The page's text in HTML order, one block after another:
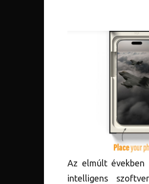
Az elmúlt években
intelligens